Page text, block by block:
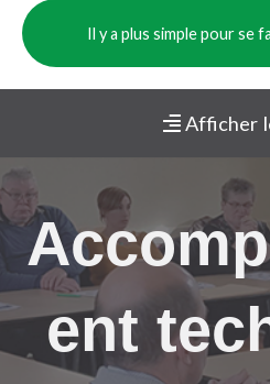
Il y a plus simple pour se
Afficher
ent